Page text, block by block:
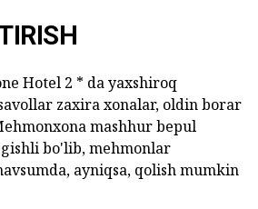
Hotel 2 * da yaxshiroq
zaxira xonalar, oldin borar
mashhur bepul
bo'lib, mehmonlar
ayniqsa, qolish mumkin